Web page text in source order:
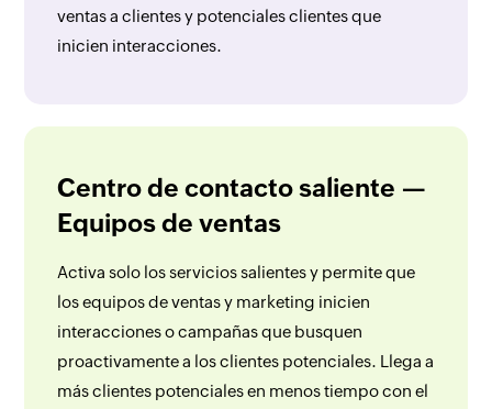
ventas a clientes y potenciales clientes que
inicien interacciones.
Centro de contacto saliente —
Equipos de ventas
Activa solo los servicios salientes y permite que
los equipos de ventas y marketing inicien
interacciones o campañas que busquen
proactivamente a los clientes potenciales. Llega a
más clientes potenciales en menos tiempo con el